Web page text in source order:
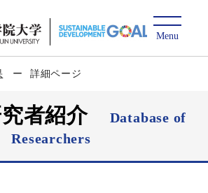
詳細ページ
究者紹介
Database of
Researchers